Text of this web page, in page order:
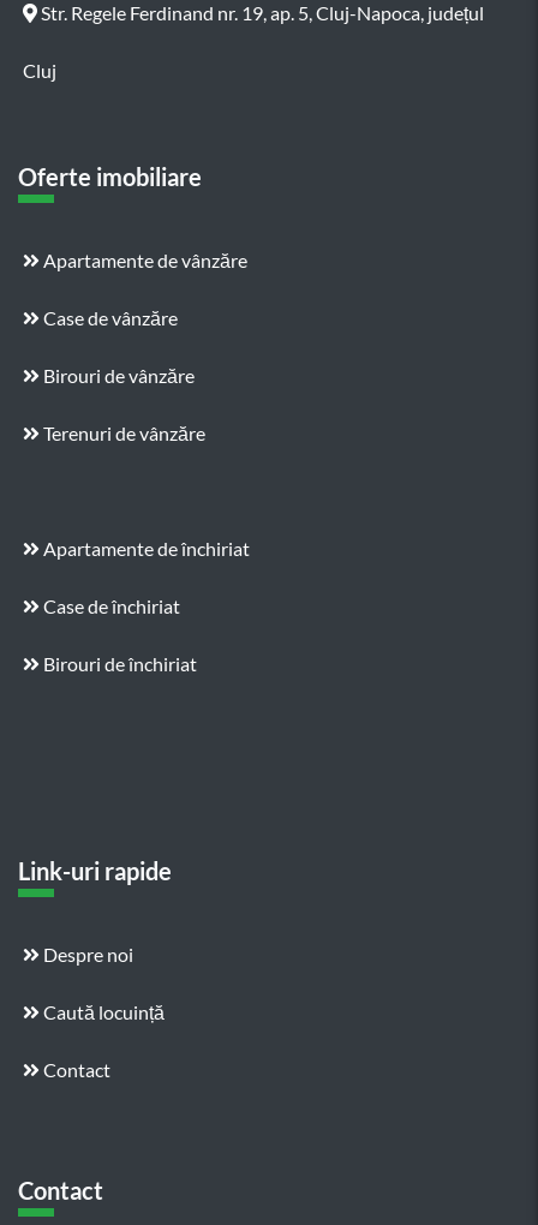
Str. Regele Ferdinand nr. 19, ap. 5, Cluj-Napoca, județul
Cluj
Oferte imobiliare
Apartamente de vânzăre
Case de vânzăre
Birouri de vânzăre
Terenuri de vânzăre
Apartamente de închiriat
Case de închiriat
Birouri de închiriat
Link-uri rapide
Despre noi
Caută locuință
Contact
Contact